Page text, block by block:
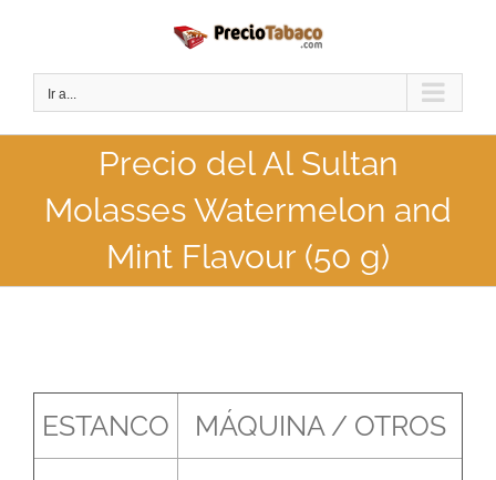
contenido
Ir a...
Precio del Al Sultan
Molasses Watermelon and
Mint Flavour (50 g)
ESTANCO MÁQUINA / OTROS